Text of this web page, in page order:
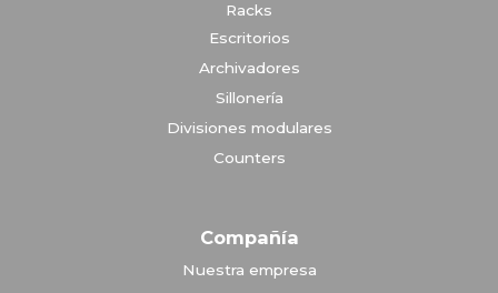
Racks
Escritorios
Archivadores
Sillonería
Divisiones modulares
Counters
Compañía
Nuestra empresa